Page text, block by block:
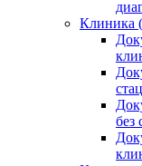
Клиника
без